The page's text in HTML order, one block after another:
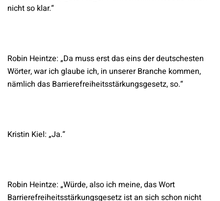
nicht so klar.“
Robin Heintze: „Da muss erst das eins der deutschesten
Wörter, war ich glaube ich, in unserer Branche kommen,
nämlich das Barrierefreiheitsstärkungsgesetz, so.“
Kristin Kiel: „Ja.“
Robin Heintze: „Würde, also ich meine, das Wort
Barrierefreiheitsstärkungsgesetz ist an sich schon nicht